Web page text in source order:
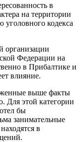
в
на территории
уголовного кодекса
организации
Федерации на
в Прибалтике и
влияние.
выше факты
Для этой категории
бы
занимательные
в